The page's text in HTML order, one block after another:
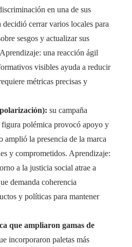
en una de sus
decidió cerrar varios locales para
sesgos y actualizar sus
una reacción ágil
visibles ayuda a reducir
métricas precisas y
su campaña
figura polémica provocó apoyo y
amplió la presencia de la marca
y comprometidos. Aprendizaje:
a la justicia social atrae a
demanda coherencia
y políticas para mantener
que ampliaron gamas de
incorporaron paletas más